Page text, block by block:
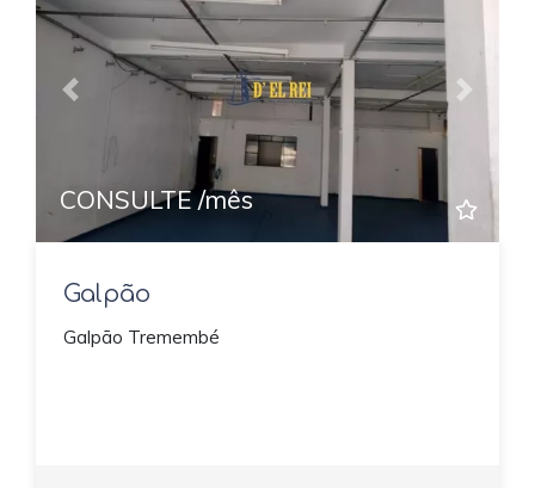
Previous Next
CONSULTE /mês
Galpão
Galpão Tremembé